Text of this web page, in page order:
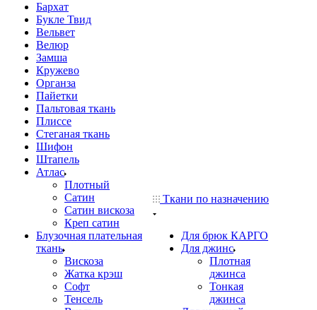
Бархат
Букле Твид
Вельвет
Велюр
Замша
Кружево
Органза
Пайетки
Пальтовая ткань
Плиссе
Стеганая ткань
Шифон
Штапель
Атлас
Плотный
Сатин
Сатин вискоза
Креп сатин
Блузочная плательная
ткань
Вискоза
Жатка крэш
Софт
Тенсель
Ткани по назначению
Для брюк КАРГО
Для джинс
Плотная
джинса
Тонкая
джинса